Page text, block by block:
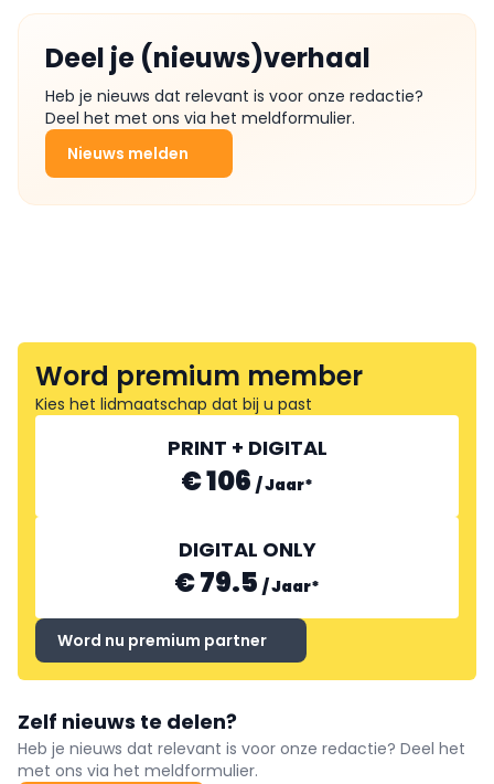
Deel je (nieuws)verhaal
Heb je nieuws dat relevant is voor onze redactie?
Deel het met ons via het meldformulier.
Nieuws melden
Word premium member
Kies het lidmaatschap dat bij u past
PRINT + DIGITAL
€ 106 /Jaar*
DIGITAL ONLY
€ 79.5 /Jaar*
Word nu premium partner
Zelf nieuws te delen?
Heb je nieuws dat relevant is voor onze redactie? Deel het
met ons via het meldformulier.